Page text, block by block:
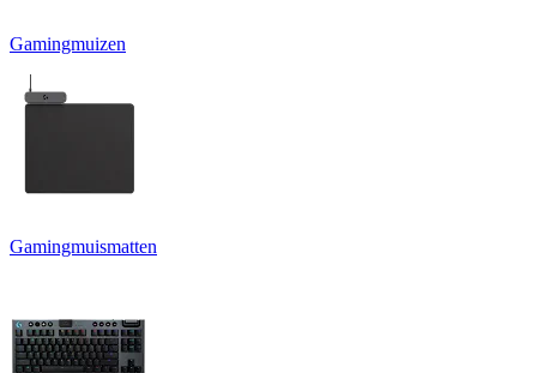
Gamingmuizen
Gamingmuismatten